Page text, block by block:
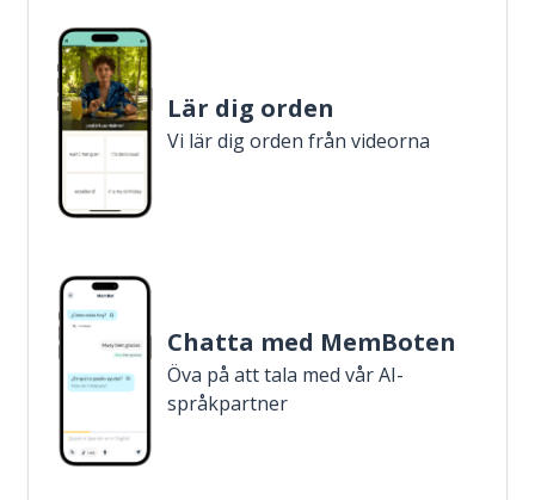
Lär dig orden
Vi lär dig orden från videorna
Chatta med MemBoten
Öva på att tala med vår AI-
språkpartner